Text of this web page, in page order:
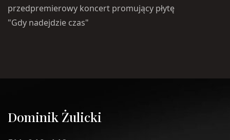
przedpremierowy koncert promujący płytę
"Gdy nadejdzie czas"
Dominik Żulicki